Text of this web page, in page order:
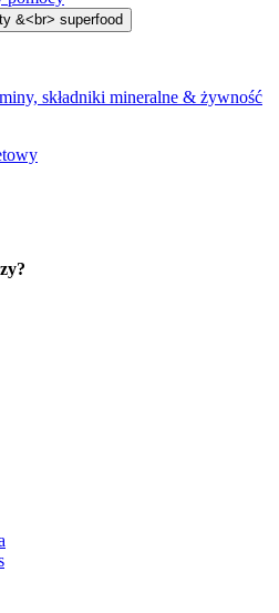
składniki mineralne & żywność